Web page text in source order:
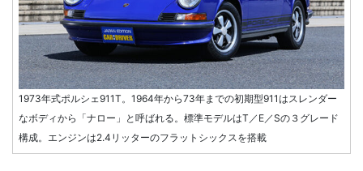
1973年式ポルシェ911T。1964年から73年までの初期型911はスレンダー
なボディから「ナロー」と呼ばれる。標準モデルはT／E／Sの３グレード
構成。エンジンは2.4リッターのフラットシックスを搭載